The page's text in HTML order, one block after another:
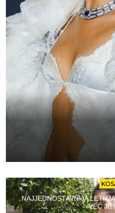
NAJJEDNOSTAVNIJA
VEĆ JE